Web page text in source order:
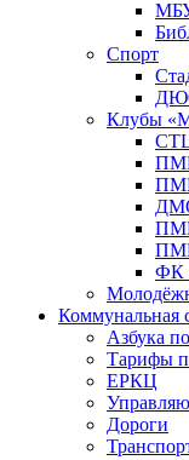
Спорт
Клубы
ФК
Коммунальная
Азбука
Тарифы
ЕРКЦ
Дороги